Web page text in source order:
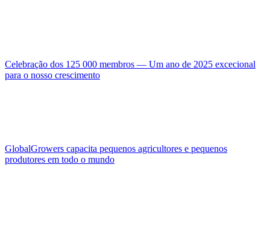
Celebração dos 125 000 membros — Um ano de 2025 excecional
para o nosso crescimento
GlobalGrowers capacita pequenos agricultores e pequenos
produtores em todo o mundo